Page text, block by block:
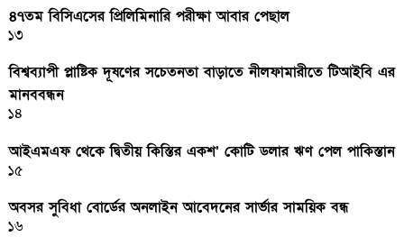
৪৭তম বিসিএসের প্রিলিমিনারি পরীক্ষা আবার পেছাল
১৩
বিশ্বব্যাপী প্লাষ্টিক দূষণের সচেতনতা বাড়াতে নীলফামারীতে টিআইবি এর
মানববন্ধন
১৪
আইএমএফ থেকে দ্বিতীয় কিস্তির একশ’ কোটি ডলার ঋণ পেল পাকিস্তান
১৫
অবসর সুবিধা বোর্ডের অনলাইন আবেদনের সার্ভার সাময়িক বন্ধ
১৬